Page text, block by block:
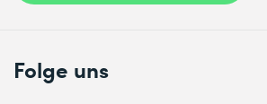
Folge uns